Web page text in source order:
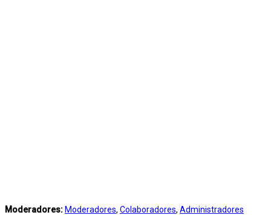
Moderadores: Moderadores, Colaboradores, Administradores